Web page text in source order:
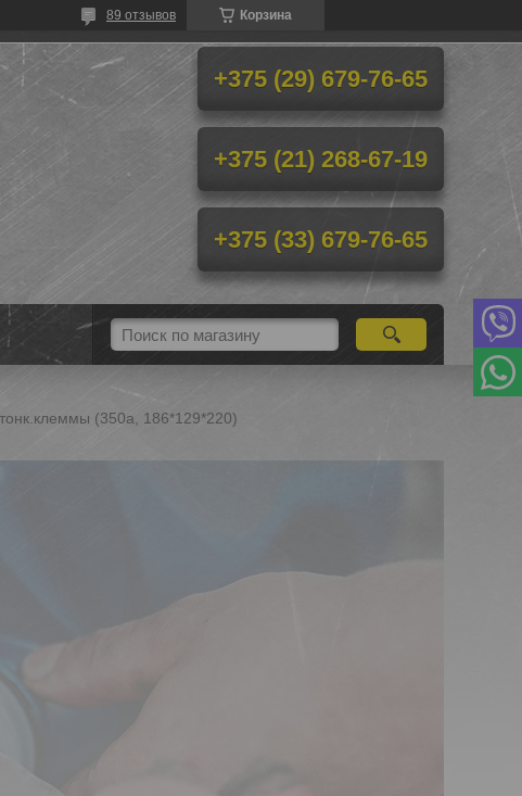
Корзина
89 отзывов
+375 (29) 679-76-65
+375 (21) 268-67-19
+375 (33) 679-76-65
(350a, 186*129*220)